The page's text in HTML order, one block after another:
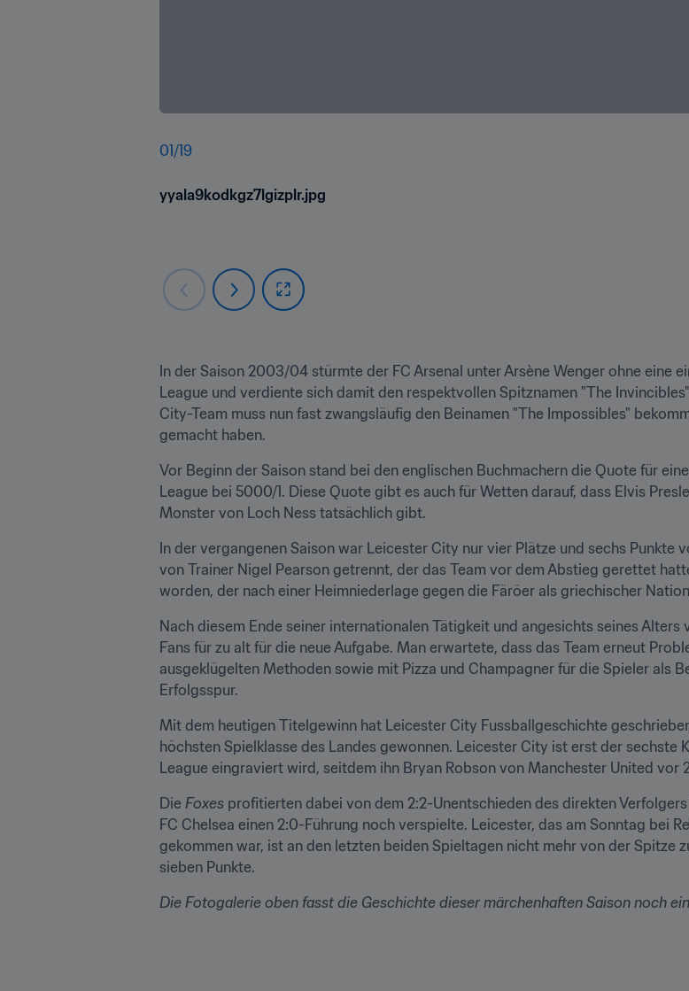
01 /19
yyala9kodkgz7lgizplr.jpg
In der Saison 2003/04 stürmte der FC Arsenal unter Arsène Wenger ohne eine
League und verdiente sich damit den respektvollen Spitznamen "The
City-Team muss nun fast zwangsläufig den Beinamen "The Impossibles"
gemacht haben.
Vor Beginn der Saison stand bei den englischen Buchmachern die Quote für
League bei 5000/1. Diese Quote gibt es auch für Wetten darauf, dass Elvis
Monster von Loch Ness tatsächlich gibt.
In der vergangenen Saison war Leicester City nur vier Plätze und sechs Punkte
von Trainer Nigel Pearson getrennt, der das Team vor dem Abstieg gerettet
worden, der nach einer Heimniederlage gegen die Färöer als griechischer
Nach diesem Ende seiner internationalen Tätigkeit und angesichts seines
Fans für zu alt für die neue Aufgabe. Man erwartete, dass das Team erneut
ausgeklügelten Methoden sowie mit Pizza und Champagner für die Spieler als
Erfolgsspur.
Mit dem heutigen Titelgewinn hat Leicester City Fussballgeschichte
höchsten Spielklasse des Landes gewonnen. Leicester City ist erst der sechste
League eingraviert wird, seitdem ihn Bryan Robson von Manchester United vor
Die Foxes profitierten dabei von dem 2:2-Unentschieden des direkten
FC Chelsea einen 2:0-Führung noch verspielte. Leicester, das am Sonntag bei
gekommen war, ist an den letzten beiden Spieltagen nicht mehr von der Spitze
sieben Punkte.
Die Fotogalerie oben fasst die Geschichte dieser märchenhaften Saison noch